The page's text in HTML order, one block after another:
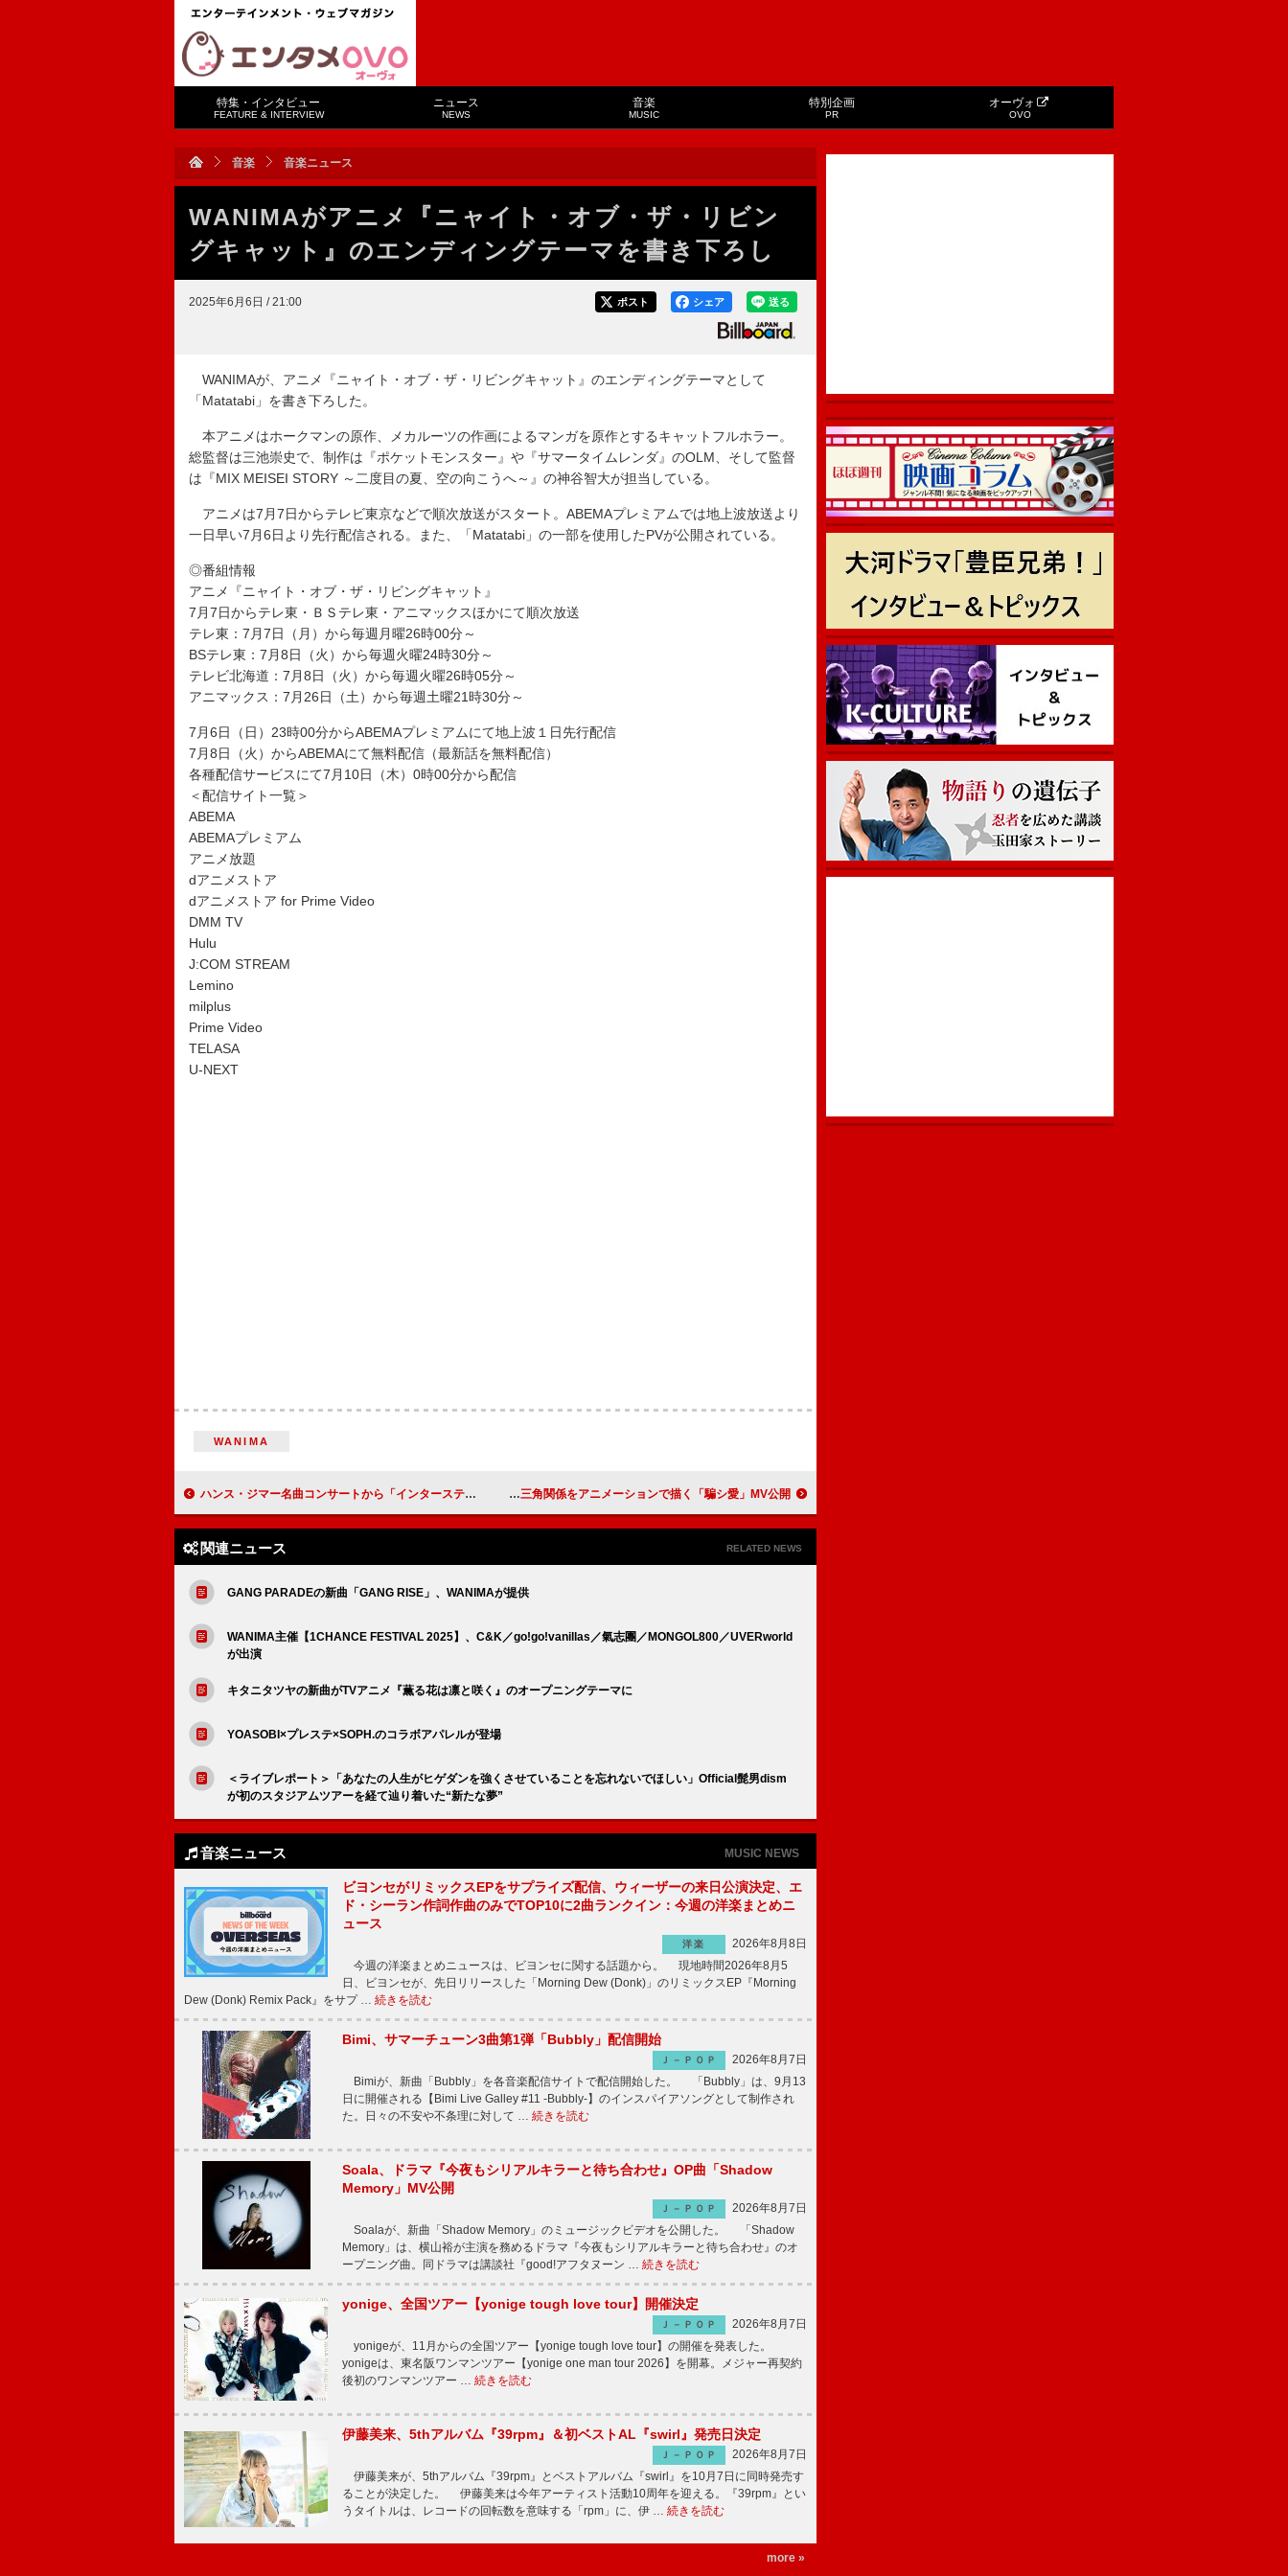
特集・インタビュー
FEATURE & INTERVIEW
ニュース
NEWS
音楽
MUSIC
特別企画
PR
オーヴォ
OVO
音楽 音楽ニュース
WANIMAがアニメ『ニャイト・オブ・ザ・リビン
グキャット』のエンディングテーマを書き下ろし
2025年6月6日 / 21:00 送る
シェア
ポスト
WANIMAが、アニメ『ニャイト・オブ・ザ・リビングキャット』のエンディングテーマとして
「Matatabi」を書き下ろした。
本アニメはホークマンの原作、メカルーツの作画によるマンガを原作とするキャットフルホラー。
総監督は三池崇史で、制作は『ポケットモンスター』や『サマータイムレンダ』のOLM、そして監督
は『MIX MEISEI STORY ～二度目の夏、空の向こうへ～』の神谷智大が担当している。
アニメは7月7日からテレビ東京などで順次放送がスタート。ABEMAプレミアムでは地上波放送より
一日早い7月6日より先行配信される。また、「Matatabi」の一部を使用したPVが公開されている。
◎番組情報
アニメ『ニャイト・オブ・ザ・リビングキャット』
7月7日からテレ東・ＢＳテレ東・アニマックスほかにて順次放送
テレ東：7月7日（月）から毎週月曜26時00分～
BSテレ東：7月8日（火）から毎週火曜24時30分～
テレビ北海道：7月8日（火）から毎週火曜26時05分～
アニマックス：7月26日（土）から毎週土曜21時30分～
7月6日（日）23時00分からABEMAプレミアムにて地上波１日先行配信
7月8日（火）からABEMAにて無料配信（最新話を無料配信）
各種配信サービスにて7月10日（木）0時00分から配信
＜配信サイト一覧＞
ABEMA
ABEMAプレミアム
アニメ放題
dアニメストア
dアニメストア for Prime Video
DMM TV
Hulu
J:COM STREAM
Lemino
milplus
Prime Video
TELASA
U-NEXT
WANIMA
ハンス・ジマー名曲コンサートから「インターステラー」「パイレーツ・オブ・カリビアン」演奏シーン先行公開 tuki.、高校生の淡い三角関係をアニメーションで描く「騙シ愛」MV公開
関連ニュース RELATED NEWS
GANG PARADEの新曲「GANG RISE」、WANIMAが提供
WANIMA主催【1CHANCE FESTIVAL 2025】、C&K／go!go!vanillas／氣志團／MONGOL800／UVERworld
が出演
キタニタツヤの新曲がTVアニメ『薫る花は凛と咲く』のオープニングテーマに
YOASOBI×プレステ×SOPH.のコラボアパレルが登場
＜ライブレポート＞「あなたの人生がヒゲダンを強くさせていることを忘れないでほしい」Official髭男dism
が初のスタジアムツアーを経て辿り着いた“新たな夢”
音楽ニュース MUSIC NEWS
ビヨンセがリミックスEPをサプライズ配信、ウィーザーの来日公演決定、エ
ド・シーラン作詞作曲のみでTOP10に2曲ランクイン：今週の洋楽まとめニ
ュース
洋楽
2026年8月8日
今週の洋楽まとめニュースは、ビヨンセに関する話題から。 現地時間2026年8月5
日、ビヨンセが、先日リリースした「Morning Dew (Donk)」のリミックスEP『Morning
Dew (Donk) Remix Pack』をサプ … 続きを読む
Bimi、サマーチューン3曲第1弾「Bubbly」配信開始
Ｊ－ＰＯＰ
2026年8月7日
Bimiが、新曲「Bubbly」を各音楽配信サイトで配信開始した。 「Bubbly」は、9月13
日に開催される【Bimi Live Galley #11 -Bubbly-】のインスパイアソングとして制作され
た。日々の不安や不条理に対して … 続きを読む
Soala、ドラマ『今夜もシリアルキラーと待ち合わせ』OP曲「Shadow
Memory」MV公開
Ｊ－ＰＯＰ
2026年8月7日
Soalaが、新曲「Shadow Memory」のミュージックビデオを公開した。 「Shadow
Memory」は、横山裕が主演を務めるドラマ『今夜もシリアルキラーと待ち合わせ』のオ
ープニング曲。同ドラマは講談社『good!アフタヌーン … 続きを読む
yonige、全国ツアー【yonige tough love tour】開催決定
Ｊ－ＰＯＰ
2026年8月7日
yonigeが、11月からの全国ツアー【yonige tough love tour】の開催を発表した。
yonigeは、東名阪ワンマンツアー【yonige one man tour 2026】を開幕。メジャー再契約
後初のワンマンツアー … 続きを読む
伊藤美来、5thアルバム『39rpm』＆初ベストAL『swirl』発売日決定
Ｊ－ＰＯＰ
2026年8月7日
伊藤美来が、5thアルバム『39rpm』とベストアルバム『swirl』を10月7日に同時発売す
ることが決定した。 伊藤美来は今年アーティスト活動10周年を迎える。『39rpm』とい
うタイトルは、レコードの回転数を意味する「rpm」に、伊 … 続きを読む
more »